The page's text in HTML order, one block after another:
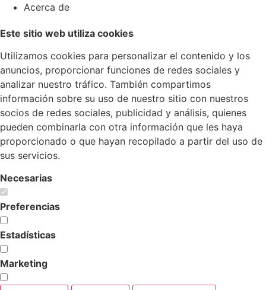
Acerca de
Este sitio web utiliza cookies
Utilizamos cookies para personalizar el contenido y los
anuncios, proporcionar funciones de redes sociales y
analizar nuestro tráfico. También compartimos
información sobre su uso de nuestro sitio con nuestros
socios de redes sociales, publicidad y análisis, quienes
pueden combinarla con otra información que les haya
proporcionado o que hayan recopilado a partir del uso de
sus servicios.
Necesarias
Preferencias
Estadísticas
Marketing